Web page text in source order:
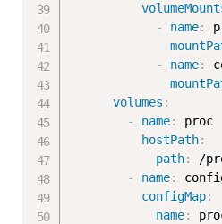
-
name:
-
name:
volumes :
-
name:
proc
hostPath:
path:
/
-
name:
configMap:
name: